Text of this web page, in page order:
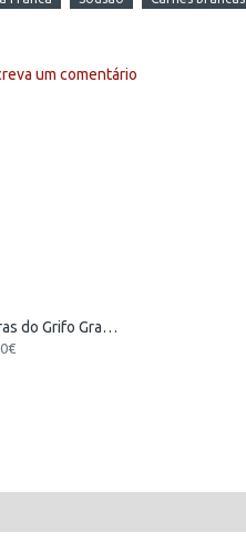
um comentário
Terras do Grifo Grande Reserva Tinto 2017